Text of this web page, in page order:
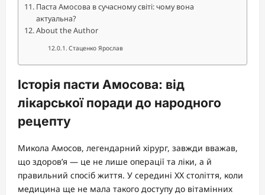
Паста Амосова в сучасному світі: чому вона
актуальна?
About the Author
Стаценко Ярослав
Історія пасти Амосова: від
лікарської поради до народного
рецепту
Микола Амосов, легендарний хірург, завжди вважав,
що здоров’я — це не лише операції та ліки, а й
правильний спосіб життя. У середині ХХ століття, коли
медицина ще не мала такого доступу до вітамінних